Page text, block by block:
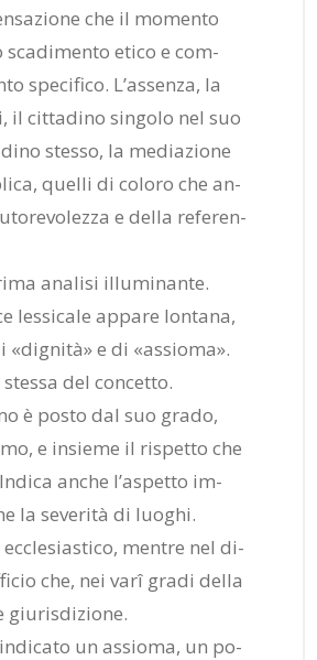
che il mo­men­to
sca­di­men­to eti­co e com­
spe­ci­fi­co. L’as­sen­za, la
il cit­ta­di­no sin­go­lo nel suo
stes­so, la me­dia­zio­ne
quel­li di co­lo­ro che an­
e del­la re­fe­ren­
ana­li­si il­lu­mi­nan­te.
les­si­ca­le ap­pa­re lon­ta­na,
e di «as­sio­ma».
del con­cet­to.
è po­sto dal suo gra­do,
e in­sie­me il ri­spet­to che
an­che l’a­spet­to im­
la se­ve­ri­tà di luo­ghi.
men­tre nel di­
che, nei varî gra­di del­la
giu­ri­sdi­zio­ne.
un as­sio­ma, un po­